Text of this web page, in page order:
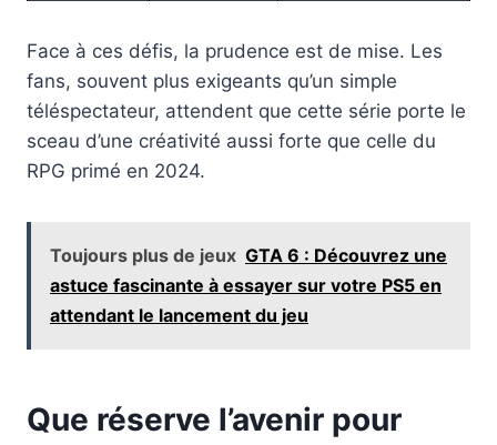
Face à ces défis, la prudence est de mise. Les
fans, souvent plus exigeants qu’un simple
téléspectateur, attendent que cette série porte le
sceau d’une créativité aussi forte que celle du
RPG primé en 2024.
Toujours plus de jeux GTA 6 : Découvrez une
astuce fascinante à essayer sur votre PS5 en
attendant le lancement du jeu
Que réserve l’avenir pour